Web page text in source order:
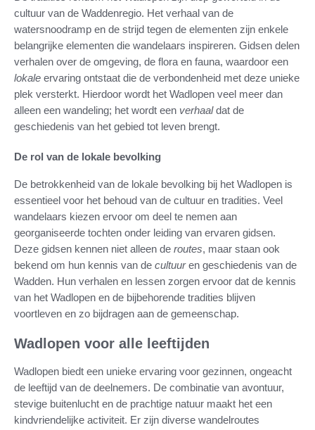
cultuur van de Waddenregio. Het verhaal van de
watersnoodramp en de strijd tegen de elementen zijn enkele
belangrijke elementen die wandelaars inspireren. Gidsen delen
verhalen over de omgeving, de flora en fauna, waardoor een
lokale ervaring ontstaat die de verbondenheid met deze unieke
plek versterkt. Hierdoor wordt het Wadlopen veel meer dan
alleen een wandeling; het wordt een verhaaldat de
geschiedenis van het gebied tot leven brengt.
De rol van de lokale bevolking
De betrokkenheid van de lokale bevolking bij het Wadlopen is
essentieel voor het behoud van de cultuur en tradities. Veel
wandelaars kiezen ervoor om deel te nemen aan
georganiseerde tochten onder leiding van ervaren gidsen.
Deze gidsen kennen niet alleen de routes, maar staan ook
bekend om hun kennis van de cultuuren geschiedenis van de
Wadden. Hun verhalen en lessen zorgen ervoor dat de kennis
van het Wadlopen en de bijbehorende tradities blijven
voortleven en zo bijdragen aan de gemeenschap.
Wadlopen voor alle leeftijden
Wadlopen biedt een unieke ervaring voor gezinnen, ongeacht
de leeftijd van de deelnemers. De combinatie van avontuur,
stevige buitenlucht en de prachtige natuur maakt het een
kindvriendelijke activiteit. Er zijn diverse wandelroutes